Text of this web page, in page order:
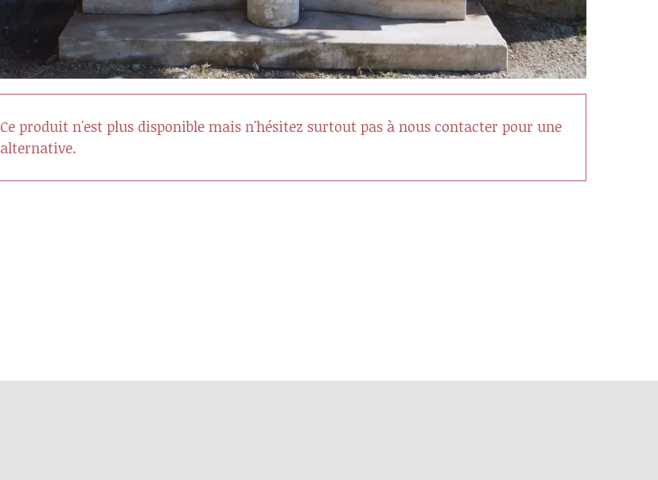
Ce produit n'est plus disponible mais n'hésitez surtout pas à nous contacter pour une
alternative.